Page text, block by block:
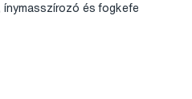
ínymasszírozó és fogkefe